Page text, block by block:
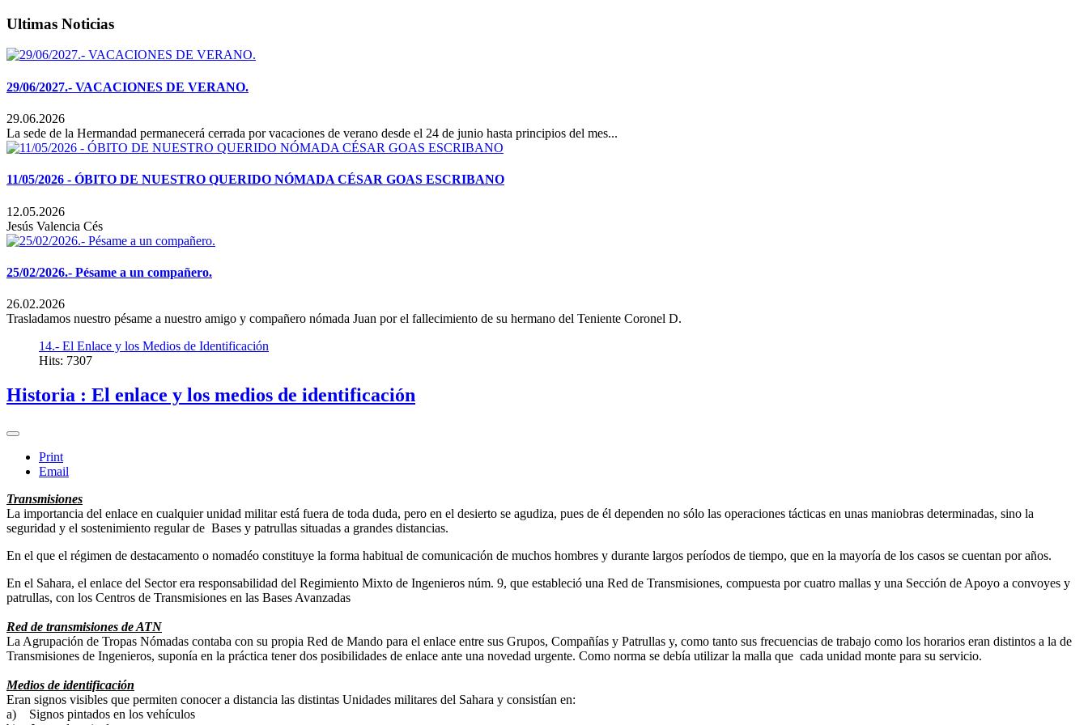
Ultimas Noticias
29/06/2027.- VACACIONES DE VERANO.
29.06.2026
La sede de la Hermandad permanecerá cerrada por vacaciones de verano desde el 24 de junio hasta principios del mes...
11/05/2026 - ÓBITO DE NUESTRO QUERIDO NÓMADA CÉSAR GOAS ESCRIBANO
12.05.2026
Jesús Valencia Cés
25/02/2026.- Pésame a un compañero.
26.02.2026
Trasladamos nuestro pésame a nuestro amigo y compañero nómada Juan por el fallecimiento de su hermano del Teniente Coronel D.
14.- El Enlace y los Medios de Identificación
Hits: 7307
Historia : El enlace y los medios de identificación
Print
Email
Transmisiones
La importancia del enlace en cualquier unidad militar está fuera de toda duda, pero en el desierto se agudiza, pues de él dependen no sólo las operaciones tácticas en unas maniobras determinadas, sino la
seguridad y el sostenimiento regular de Bases y patrullas situadas a grandes distancias.
En el que el régimen de destacamento o nomadéo constituye la forma habitual de comunicación de muchos hombres y durante largos períodos de tiempo, que en la mayoría de los casos se cuentan por años.
En el Sahara, el enlace del Sector era responsabilidad del Regimiento Mixto de Ingenieros núm. 9, que estableció una Red de Transmisiones, compuesta por cuatro mallas y una Sección de Apoyo a convoyes y
patrullas, con los Centros de Transmisiones en las Bases Avanzadas
Red de transmisiones de ATN
La Agrupación de Tropas Nómadas contaba con su propia Red de Mando para el enlace entre sus Grupos, Compañías y Patrullas y, como tanto sus frecuencias de trabajo como los horarios eran distintos a la de
Transmisiones de Ingenieros, suponía en la práctica tener dos posibilidades de enlace ante una novedad urgente. Como norma se debía utilizar la malla que cada unidad monte para su servicio.
Medios de identificación
Eran signos visibles que permiten conocer a distancia las distintas Unidades militares del Sahara y consistían en:
a) Signos pintados en los vehículos